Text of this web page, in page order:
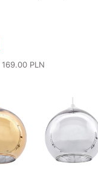
169.00 PLN